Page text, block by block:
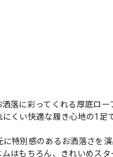
落に彩ってくれる厚底ロー
くい快適な履き心地の1足で
特別感のあるお洒落さを演
はもちろん、きれいめスタ